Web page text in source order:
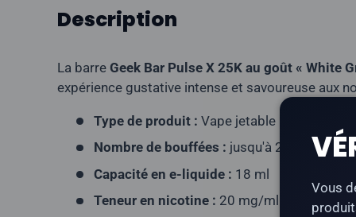
Description
La barre Geek Bar Pulse X 25K au goût « White
expérience gustative intense et savoureuse aux
Type de produit : Vape jetable
Nombre de bouffées : jusqu'à 25 000
Capacité en e-liquide : 18 ml
Teneur en nicotine : 20 mg/ml
Vous